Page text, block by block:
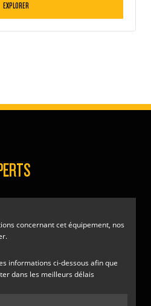
EXPLORER
concernant cet équipement, nos
informations ci-dessous afin que
dans les meilleurs délais